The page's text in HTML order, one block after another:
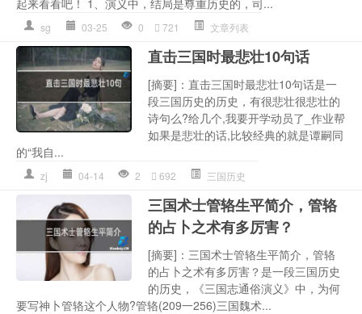
sg 03-25 0 721 文章列表
直击三国时最悲壮10句话
[摘要]：直击三国时最悲壮10句话是一
段三国历史的历史，有很悲壮很悲壮的
诗句么?给几个,我要开学动员了_作业帮
如果是悲壮的话,比较经典的就是谭嗣同
的“我自...
zj 04-14 2 692 三国历史
三国术士管辂生平简介，管辂
的占卜之术有多厉害？
[摘要]：三国术士管辂生平简介，管辂
的占卜之术有多厉害？是一段三国历史
的历史，《三国志通俗演义》中，为何
要写神卜管辂这个人物?管辂(209一256)三国魏术...